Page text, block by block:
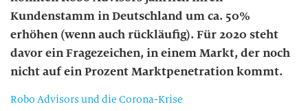
Kundenstamm in Deutschland um ca. 50%
erhöhen (wenn auch rückläufig). Für 2020 steht
davor ein Fragezeichen, in einem Markt, der noch
nicht auf ein Prozent Marktpenetration kommt.
Robo Advisors und die Corona-Krise